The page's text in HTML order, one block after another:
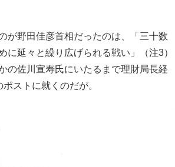
が野田佳彦首相だったのは、「三十数
延々と繰り広げられる戦い」（注3）
の佐川宣寿氏にいたるまで理財局長経
ストに就くのだが。